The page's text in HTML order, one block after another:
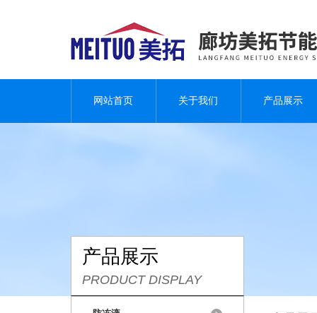
网站首页 关于我们 产品展示
产品展示
PRODUCT DISPLAY